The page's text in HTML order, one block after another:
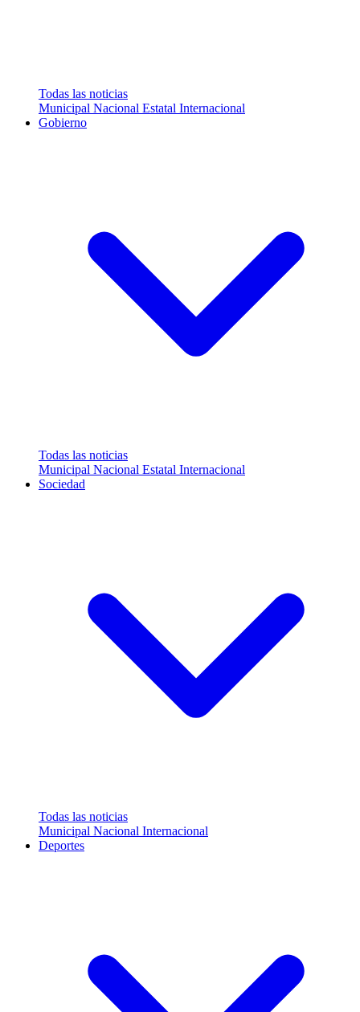
Todas las noticias
Municipal Nacional Estatal Internacional
Gobierno
Todas las noticias
Municipal Nacional Estatal Internacional
Sociedad
Todas las noticias
Municipal Nacional Internacional
Deportes